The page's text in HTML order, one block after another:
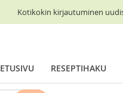
Kotikokin kirjautuminen
ETUSIVU RESEPTIHAKU